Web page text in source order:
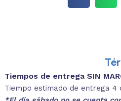
Colores
Tiempos de entrega SIN
Tiempo estimado de entrega